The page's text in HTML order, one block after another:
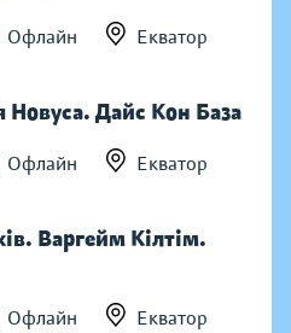
Офлайн Екватор
Новуса. Дайс Кон База
Офлайн Екватор
Варгейм Кілтім.
Офлайн Екватор